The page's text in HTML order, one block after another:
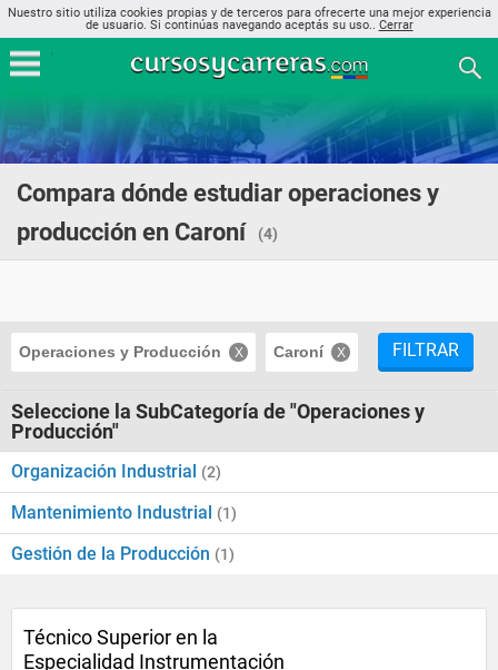
Nuestro sitio utiliza cookies propias y de terceros para ofrecerte una mejor experiencia
de usuario. Si continúas navegando aceptás su uso.. Cerrar
Compara dónde estudiar operaciones y
producción en Caroní
(4)
Operaciones y Producción Caroní FILTRAR
Seleccione la SubCategoría de "Operaciones y
Producción"
Organización Industrial (2)
Mantenimiento Industrial (1)
Gestión de la Producción (1)
Técnico Superior en la
Especialidad Instrumentación